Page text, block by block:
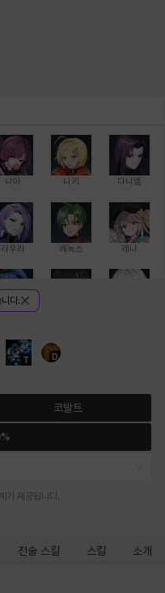
니아 니키 다니엘
라우라 레녹스 레니
르노어
비앙카 비형 샬럿
T D
다.
코발트
가 제공됩니다.
전술 스킬 스킬 소개